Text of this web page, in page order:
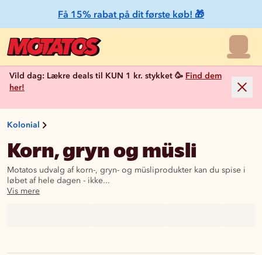
Få 15% rabat på dit første køb! 🎁
Vild dag: Lækre deals til KUN 1 kr. stykket 🥳 Find dem
her!
Kolonial
Korn, gryn og müsli
Motatos udvalg af korn-, gryn- og müsliprodukter kan du spise i
løbet af hele dagen - ikke...
Vis mere